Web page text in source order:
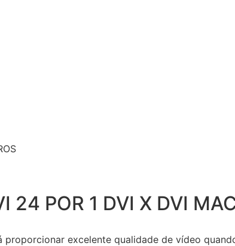
24 POR 1 DVI X DVI
excelente qualidade de vídeo